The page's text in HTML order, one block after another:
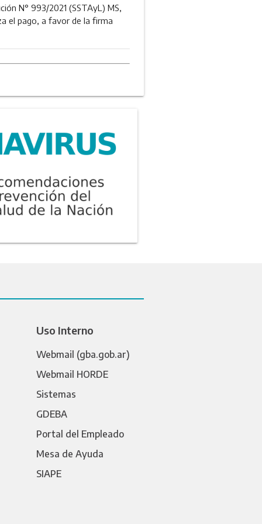
N° 993/2021 (SSTAyL) MS,
el pago, a favor de la firma
Uso Interno
Webmail (gba.gob.ar)
Webmail HORDE
Sistemas
GDEBA
Portal del Empleado
Mesa de Ayuda
SIAPE